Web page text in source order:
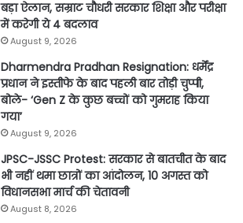
बड़ा ऐलान, सम्राट चौधरी सरकार शिक्षा और परीक्षा
में करेगी ये 4 बदलाव
August 9, 2026
Dharmendra Pradhan Resignation: धर्मेंद्र
प्रधान ने इस्तीफे के बाद पहली बार तोड़ी चुप्पी,
बोले- ‘Gen Z के कुछ बच्चों को गुमराह किया
गया’
August 9, 2026
JPSC-JSSC Protest: सरकार से बातचीत के बाद
भी नहीं थमा छात्रों का आंदोलन, 10 अगस्त को
विधानसभा मार्च की चेतावनी
August 8, 2026